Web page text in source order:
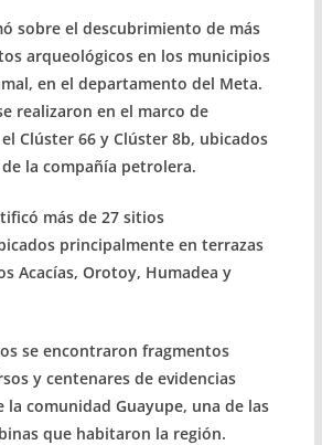
sobre el descubrimiento de más
arqueológicos en los municipios
en el departamento del Meta.
realizaron en el marco de
Clúster 66 y Clúster 8b, ubicados
la compañía petrolera.
más de 27 sitios
principalmente en terrazas
Acacías, Orotoy, Humadea y
se encontraron fragmentos
y centenares de evidencias
la comunidad Guayupe, una de las
que habitaron la región.